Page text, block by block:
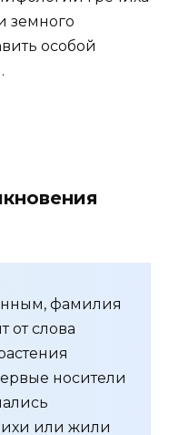
земного
особой
фамилия
от слова
носители
или жили